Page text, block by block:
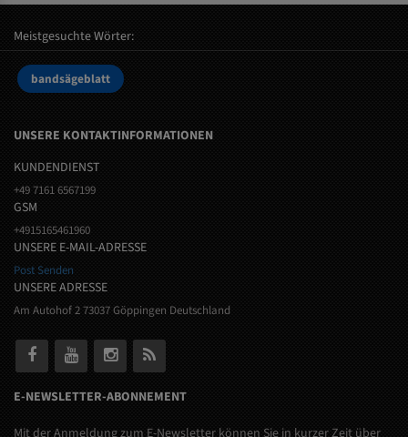
Meistgesuchte Wörter:
bandsägeblatt
UNSERE KONTAKTINFORMATIONEN
KUNDENDIENST
+49 7161 6567199
GSM
+4915165461960
UNSERE E-MAIL-ADRESSE
Post Senden
UNSERE ADRESSE
Am Autohof 2 73037 Göppingen Deutschland
E-NEWSLETTER-ABONNEMENT
Mit der Anmeldung zum E-Newsletter können Sie in kurzer Zeit über